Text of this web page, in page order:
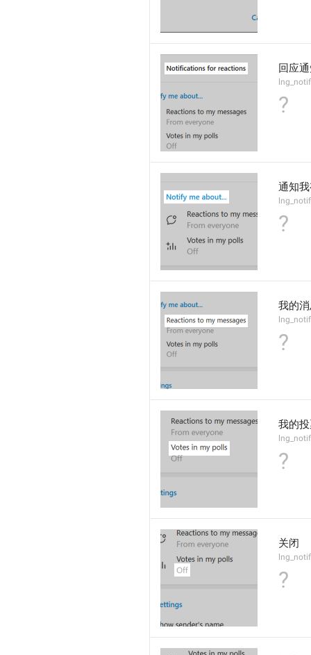
回应
?
通知
?
我的
?
我的
?
关闭
?